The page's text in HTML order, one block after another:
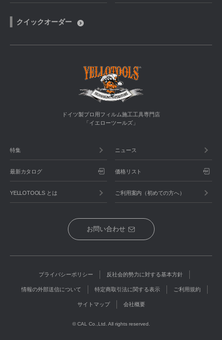
クイックオーダー
ドイツ製プロ用フィルム施工工具専門店
「イエローツールズ」
特集 ニュース
最新カタログ 価格リスト
YELLOTOOLS とは ご利用案内（初めての方へ）
お問い合わせ
プライバシーポリシー 反社会的勢力に対する基本方針
情報の外部送信について 特定商取引法に関する表示 ご利用規約
サイトマップ 会社概要
© CAL Co.,Ltd. All rights reserved.